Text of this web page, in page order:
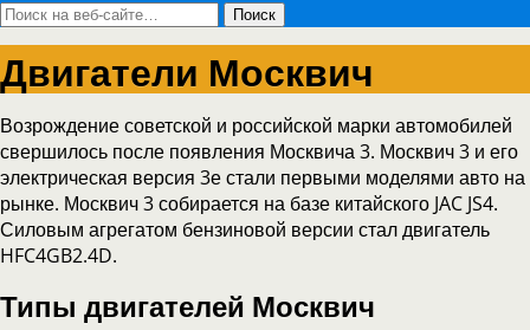
Двигатели Москвич
Возрождение советской и российской марки автомобилей
свершилось после появления Москвича 3. Москвич 3 и его
электрическая версия 3е стали первыми моделями авто на
рынке. Москвич 3 собирается на базе китайского JAC JS4.
Силовым агрегатом бензиновой версии стал двигатель
HFC4GB2.4D.
Типы двигателей Москвич